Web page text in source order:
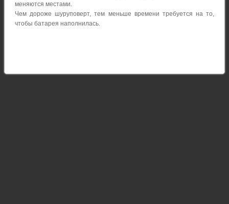
меняются местами.
Чем дороже шуруповерт, тем меньше времени требуется на то,
чтобы батарея наполнилась.